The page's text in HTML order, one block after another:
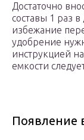
Достаточно
составы 1 раз
избежание
удобрение
инструкцией
емкости
Появление